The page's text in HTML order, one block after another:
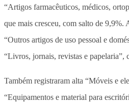
“Artigos farmacêuticos, médicos,
que mais cresceu, com salto de 9,9%.
“Outros artigos de uso pessoal e
“Livros, jornais, revistas e papelaria”,
Também registraram alta “Móveis e
“Equipamentos e material para